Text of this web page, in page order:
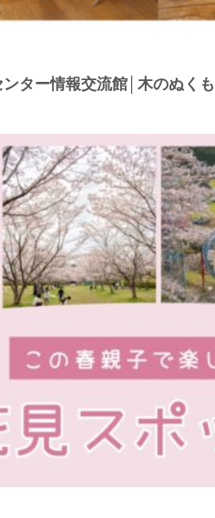
ター情報交流館│木のぬく